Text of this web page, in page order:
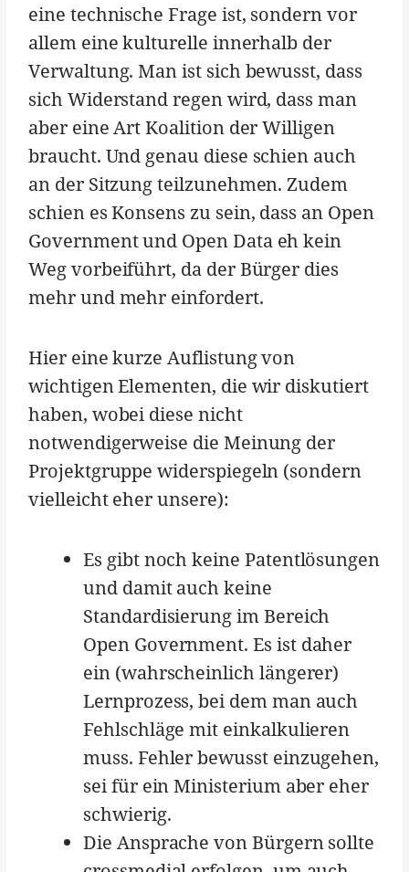
eine technische Frage ist, sondern vor
allem eine kulturelle innerhalb der
Verwaltung. Man ist sich bewusst, dass
sich Widerstand regen wird, dass man
aber eine Art Koalition der Willigen
braucht. Und genau diese schien auch
an der Sitzung teilzunehmen. Zudem
schien es Konsens zu sein, dass an Open
Government und Open Data eh kein
Weg vorbeiführt, da der Bürger dies
mehr und mehr einfordert.
Hier eine kurze Auflistung von
wichtigen Elementen, die wir diskutiert
haben, wobei diese nicht
notwendigerweise die Meinung der
Projektgruppe widerspiegeln (sondern
vielleicht eher unsere):
Es gibt noch keine Patentlösungen
und damit auch keine
Standardisierung im Bereich
Open Government. Es ist daher
ein (wahrscheinlich längerer)
Lernprozess, bei dem man auch
Fehlschläge mit einkalkulieren
muss. Fehler bewusst einzugehen,
sei für ein Ministerium aber eher
schwierig.
Die Ansprache von Bürgern sollte